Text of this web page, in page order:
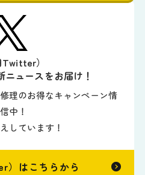
）
ュースをお届け！
理のお得なキャンペーン情
中！
しています！
）はこちらから